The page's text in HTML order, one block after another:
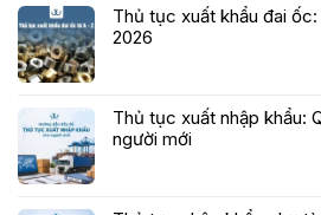
Thủ tục xuất khẩu đai
2026
Thủ tục xuất nhập khẩu:
người mới